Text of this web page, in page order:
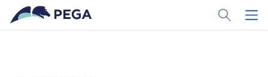
Ir al contenido principal
Toggle